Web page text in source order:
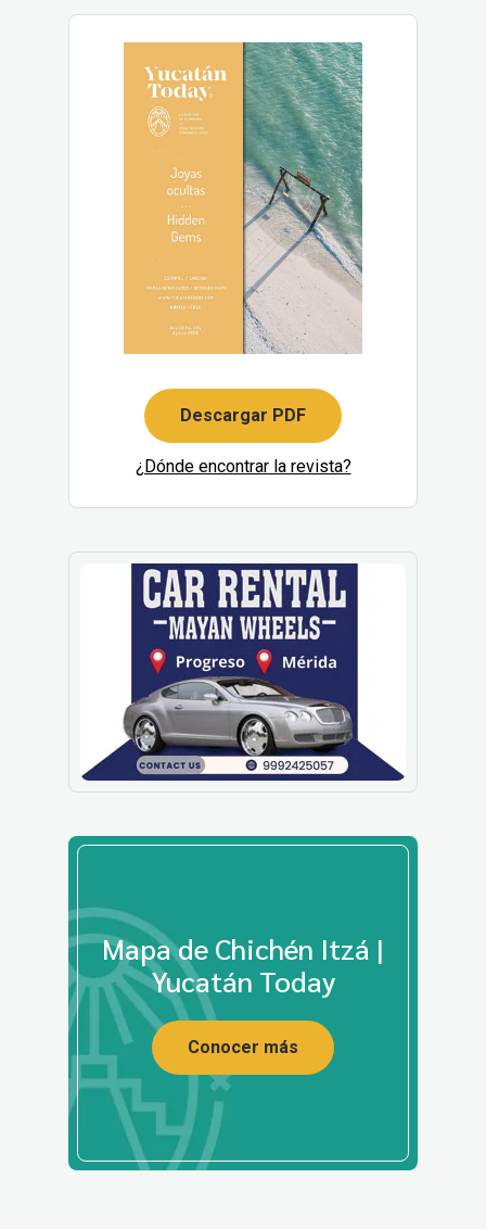
Descargar PDF
¿Dónde encontrar la revista?
Mapa de Chichén Itzá |
Yucatán Today
Conocer más